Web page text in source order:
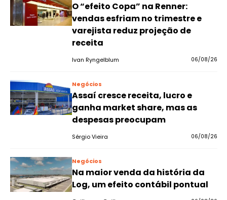
O “efeito Copa” na Renner:
vendas esfriam no trimestre e
varejista reduz projeção de
receita
Ivan Ryngelblum 06/08/26
Negócios
Assaí cresce receita, lucro e
ganha market share, mas as
despesas preocupam
Sérgio Vieira 06/08/26
Negócios
Na maior venda da história da
Log, um efeito contábil pontual